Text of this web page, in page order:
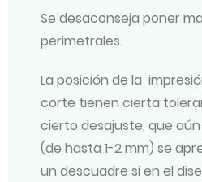
Se desaconseja poner
perimetrales.
La posición de la
corte tienen cierta
cierto desajuste, que
(de hasta 1-2 mm) se
un descuadre si en el